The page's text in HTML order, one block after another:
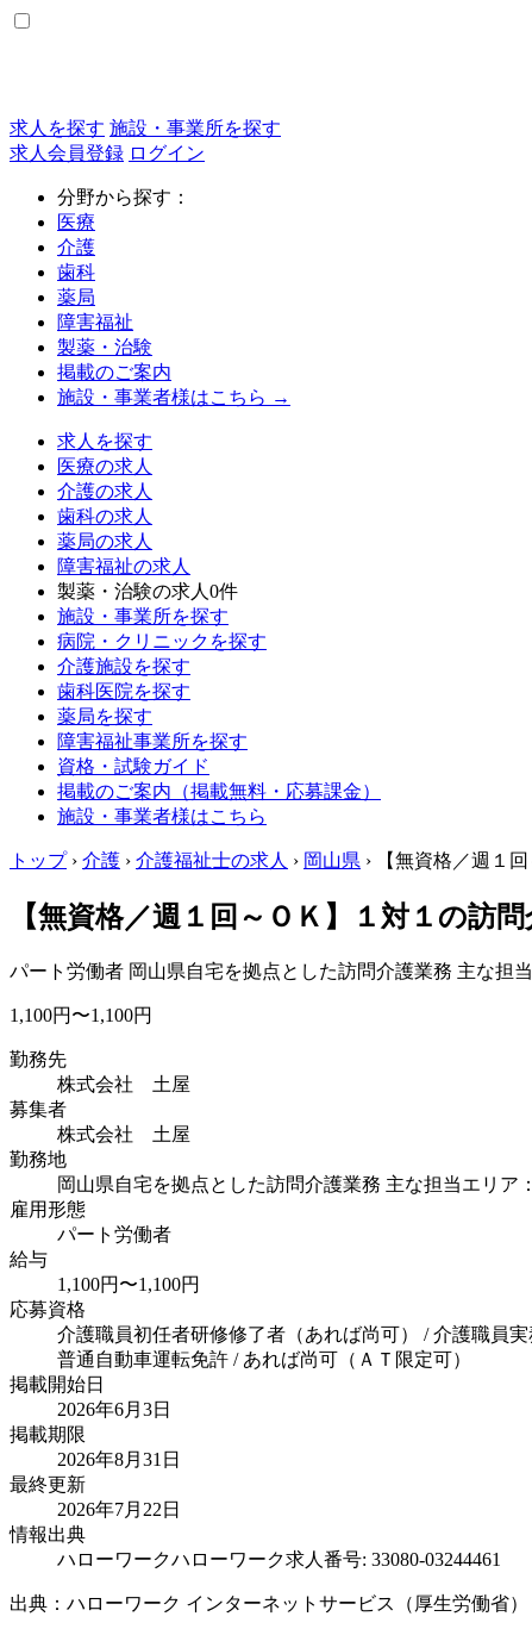
求人を探す 施設・事業所を探す
求人会員登録 ログイン
分野から探す：
医療
介護
歯科
薬局
障害福祉
製薬・治験
掲載のご案内
施設・事業者様はこちら →
求人を探す
医療の求人
介護の求人
歯科の求人
薬局の求人
障害福祉の求人
製薬・治験の求人 0件
施設・事業所を探す
病院・クリニックを探す
介護施設を探す
歯科医院を探す
薬局を探す
障害福祉事業所を探す
資格・試験ガイド
掲載のご案内（掲載無料・応募課金）
施設・事業者様はこちら
トップ › 介護 › 介護福祉士の求人 › 岡山県 › 【無資格／週１
【無資格／週１回～ＯＫ】１対１の訪
パート労働者 岡山県自宅を拠点とした訪問介護業務 主な担
1,100円〜1,100円
勤務先
株式会社 土屋
募集者
株式会社 土屋
勤務地
岡山県自宅を拠点とした訪問介護業務 主な担当エリ
雇用形態
パート労働者
給与
1,100円〜1,100円
応募資格
介護職員初任者研修修了者（あれば尚可） / 介護職員
普通自動車運転免許 / あれば尚可（ＡＴ限定可）
掲載開始日
2026年6月3日
掲載期限
2026年8月31日
最終更新
2026年7月22日
情報出典
ハローワークハローワーク求人番号: 33080-03244461
出典：ハローワーク インターネットサービス（厚生労働省）